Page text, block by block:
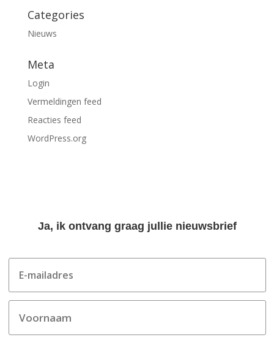
Categories
Nieuws
Meta
Login
Vermeldingen feed
Reacties feed
WordPress.org
Ja, ik ontvang graag jullie nieuwsbrief